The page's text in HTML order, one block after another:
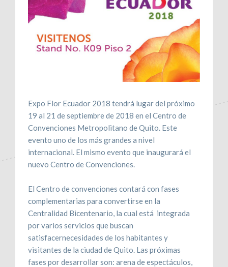
Expo Flor Ecuador 2018 tendrá lugar del próximo
19 al 21 de septiembre de 2018 en el Centro de
Convenciones Metropolitano de Quito. Este
evento uno de los más grandes a nivel
internacional. El mismo evento que inaugurará el
nuevo Centro de Convenciones.
El Centro de convenciones contará con fases
complementarias para convertirse en la
Centralidad Bicentenario, la cual está integrada
por varios servicios que buscan
satisfacernecesidades de los habitantes y
visitantes de la ciudad de Quito. Las próximas
fases por desarrollar son: arena de espectáculos,